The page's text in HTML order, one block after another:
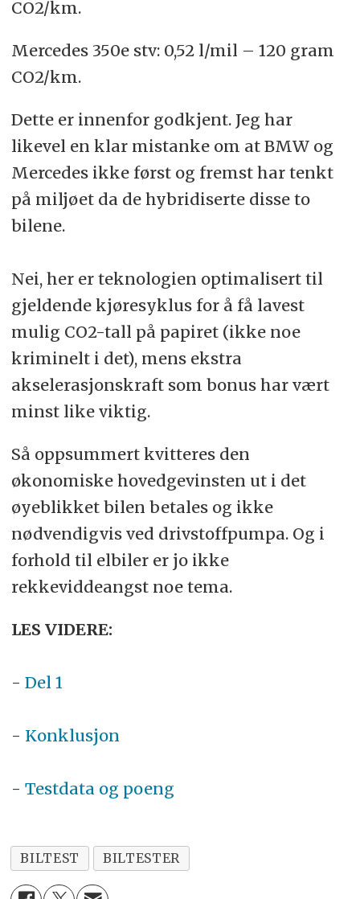
CO2/km.
Mercedes 350e stv: 0,52 l/mil – 120 gram
CO2/km.
Dette er innenfor godkjent. Jeg har
likevel en klar mistanke om at BMW og
Mercedes ikke først og fremst har tenkt
på miljøet da de hybridiserte disse to
bilene.
Nei, her er teknologien optimalisert til
gjeldende kjøresyklus for å få lavest
mulig CO2-tall på papiret (ikke noe
kriminelt i det), mens ekstra
akselerasjonskraft som bonus har vært
minst like viktig.
Så oppsummert kvitteres den
økonomiske hovedgevinsten ut i det
øyeblikket bilen betales og ikke
nødvendigvis ved drivstoffpumpa. Og i
forhold til elbiler er jo ikke
rekkeviddeangst noe tema.
LES VIDERE:
- Del 1
- Konklusjon
- Testdata og poeng
BILTEST BILTESTER